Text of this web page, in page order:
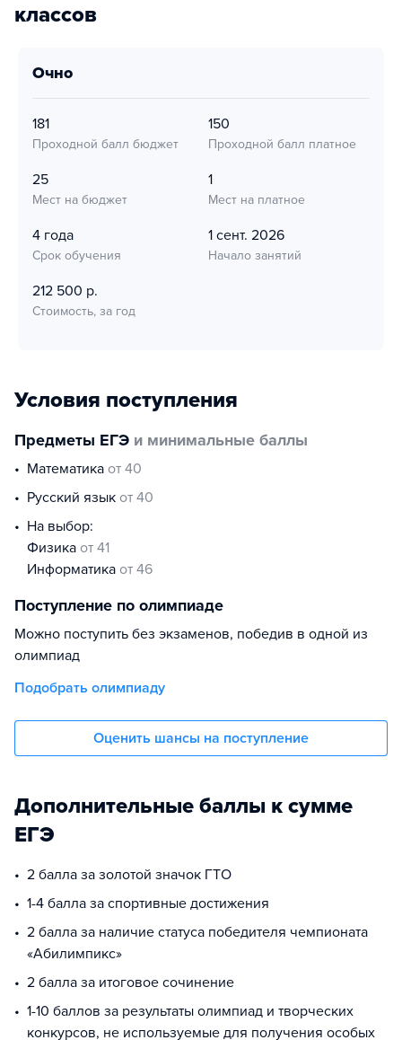
классов
очно
181
Проходной балл бюджет
150
Проходной балл платное
25
Мест на бюджет
1
Мест на платное
4 года
Срок обучения
1 сент. 2026
Начало занятий
212 500 р.
Стоимость, за год
Условия поступления
Предметы ЕГЭ и минимальные баллы
математика от 40
русский язык от 40
На выбор:
физика от 41
информатика от 46
Поступление по олимпиаде
Можно поступить без экзаменов, победив в одной из
олимпиад
Подобрать олимпиаду
Оценить шансы на поступление
Дополнительные баллы к сумме
ЕГЭ
2 балла за золотой значок ГТО
1-4 балла за спортивные достижения
2 балла за наличие статуса победителя чемпионата
«Абилимпикс»
2 балла за итоговое сочинение
1-10 баллов за результаты олимпиад и творческих
конкурсов, не используемые для получения особых